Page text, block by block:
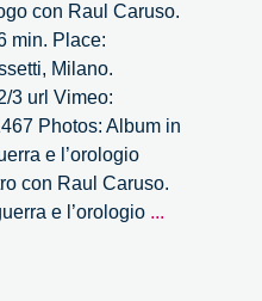
con Raul Caruso.
min. Place:
Milano.
3 url Vimeo:
Photos: Album in
e l’orologio
con Raul Caruso.
e l’orologio ...